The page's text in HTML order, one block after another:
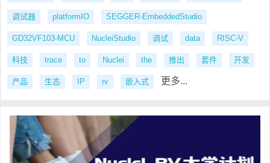
调试器 platformIO SEGGER-EmbeddedStudio
GD32VF103-MCU NucleiStudio 调试 data RISC-V
科技 trace to Nuclei the 推出 套件 开发
产品 生态 IP rv 嵌入式 更多...